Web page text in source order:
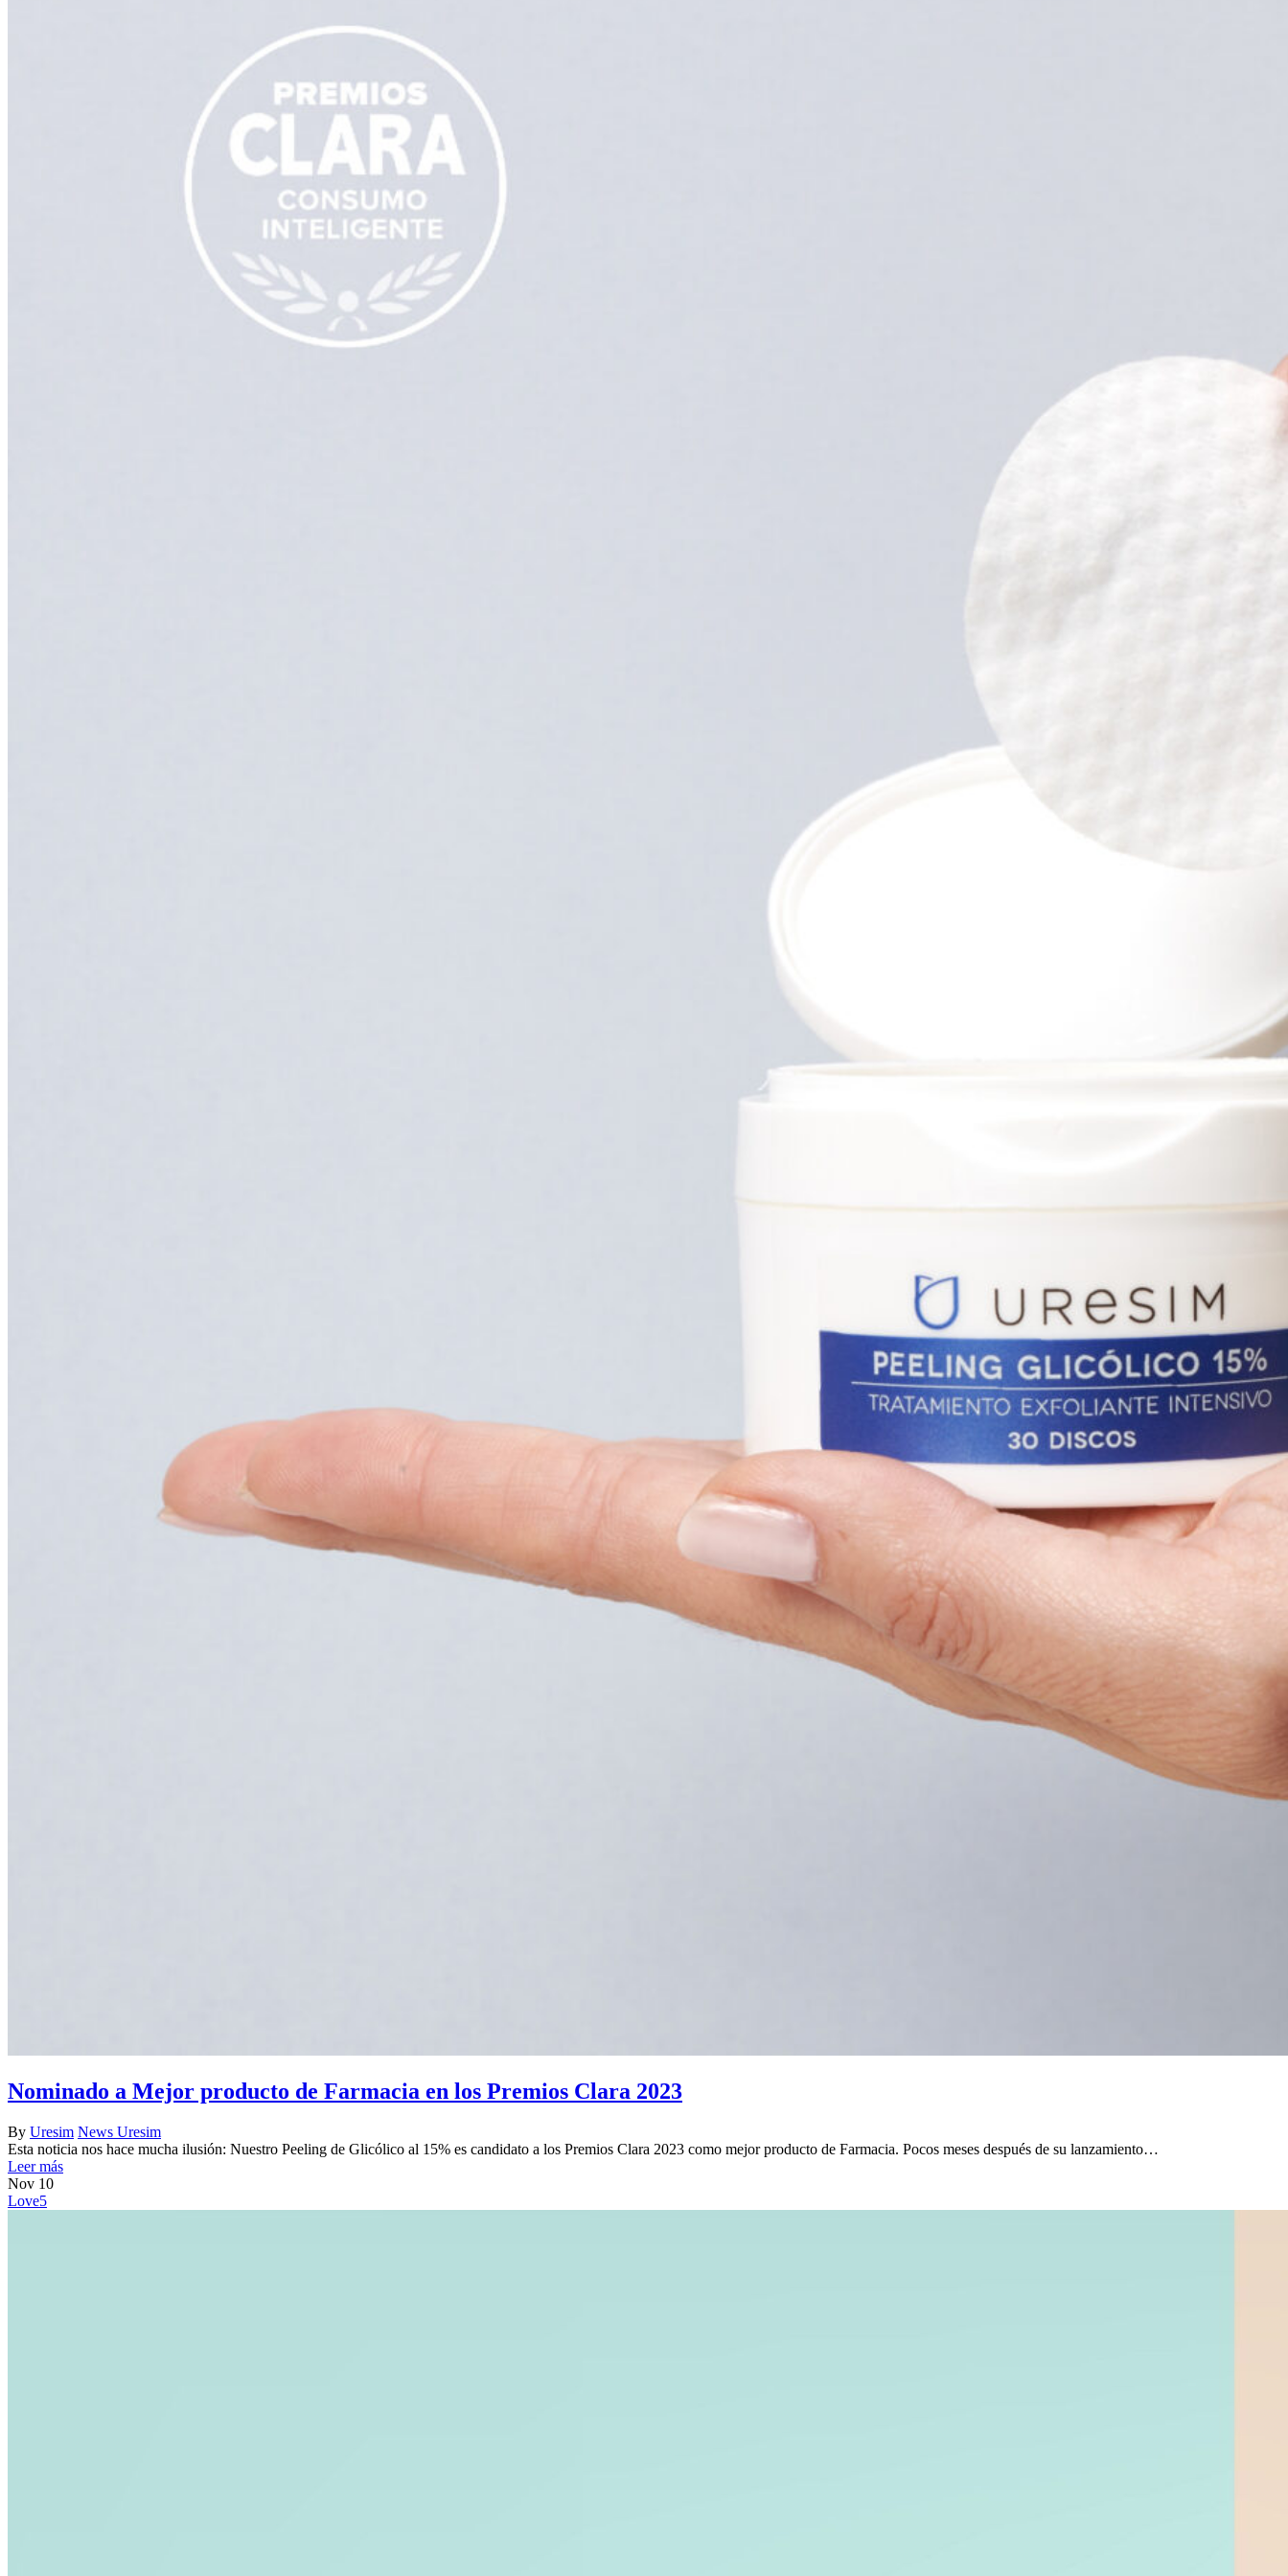
Nominado a Mejor producto de Farmacia en los Premios Clara 2023
By Uresim News Uresim
Esta noticia nos hace mucha ilusión: Nuestro Peeling de Glicólico al 15% es candidato a los Premios Clara 2023 como mejor producto de Farmacia. Pocos meses después de su lanzamiento…
Leer más
Nov 10
Love5